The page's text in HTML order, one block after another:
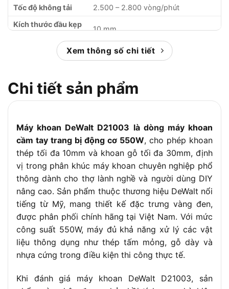
Tốc độ không tải
2.500 – 2.800 vòng/phút
Kích thước đầu kẹp
(mâm cặp)
10 mm
Khả năng khoan sắt
10 mm
tối đa
25 mm (có thể lên tới 30 mm)
Trọng lượng máy Khoảng 1.3 kg – 1.7 kg
Tính năng tích hợp
tốc độ điện tử
Xem thông số chi tiết
Chi tiết sản phẩm
Máy khoan DeWalt D21003 là dòng máy khoan
cầm tay trang bị động cơ 550W, cho phép khoan
thép tối đa 10mm và khoan gỗ tối đa 30mm, định
vị trong phân khúc máy khoan chuyên nghiệp phổ
thông dành cho thợ lành nghề và người dùng DIY
nâng cao. Sản phẩm thuộc thương hiệu DeWalt nổi
tiếng từ Mỹ, mang thiết kế đặc trưng vàng đen,
được phân phối chính hãng tại Việt Nam. Với mức
công suất 550W, máy đủ khả năng xử lý các vật
liệu thông dụng như thép tấm mỏng, gỗ dày và
nhựa cứng trong điều kiện thi công thực tế.
Khi đánh giá máy khoan DeWalt D21003, sản